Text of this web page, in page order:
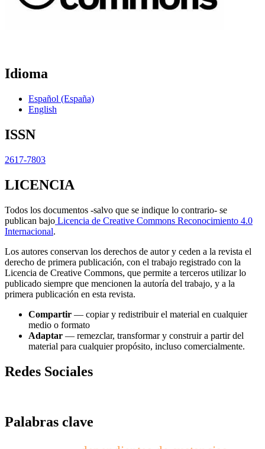
Idioma
Español (España)
English
ISSN
2617-7803
LICENCIA
Todos los documentos -salvo que se indique lo contrario- se
publican bajo Licencia de Creative Commons Reconocimiento 4.0
Internacional.
Los autores conservan los derechos de autor y ceden a la revista el
derecho de primera publicación, con el trabajo registrado con la
Licencia de Creative Commons, que permite a terceros utilizar lo
publicado siempre que mencionen la autoría del trabajo, y a la
primera publicación en esta revista.
Compartir — copiar y redistribuir el material en cualquier
medio o formato
Adaptar — remezclar, transformar y construir a partir del
material para cualquier propósito, incluso comercialmente.
Redes Sociales
Palabras clave